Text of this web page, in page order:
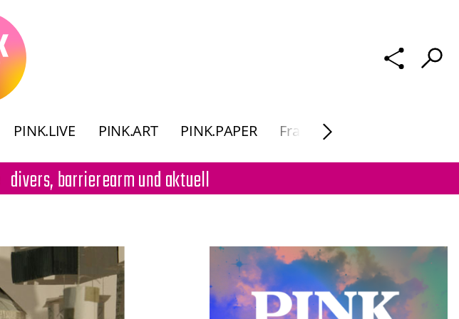
PINK.LIVE PINK.ART PINK.PAPER Frau Macht. Kunst
divers, barrierearm und aktuell